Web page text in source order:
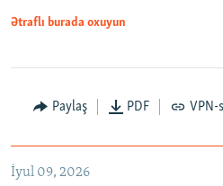
Ətraflı burada oxuyun
Paylaş PDF VPN-
İyul 09, 2026